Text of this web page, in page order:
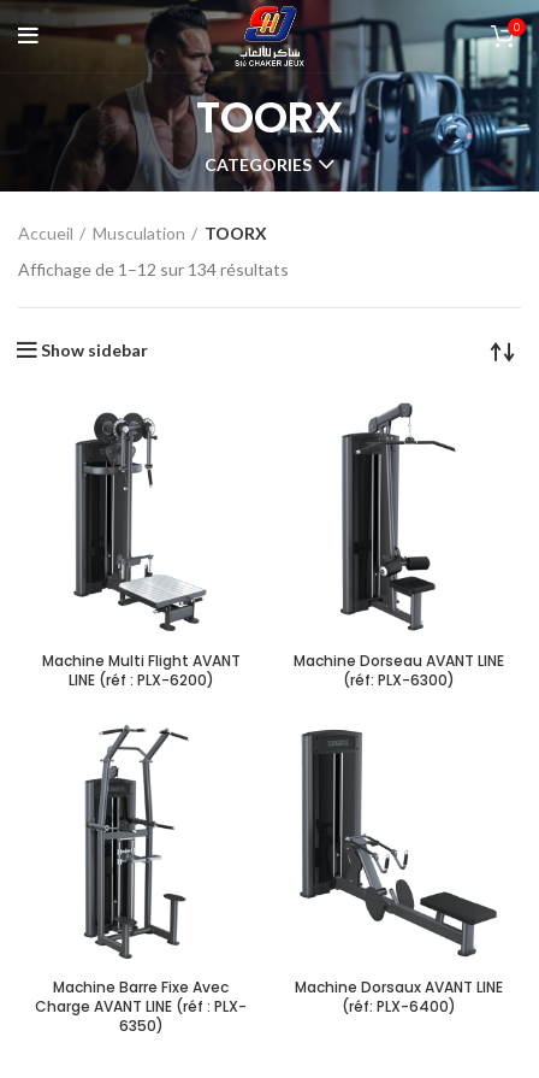
0
TOORX
CATEGORIES
Accueil Musculation
TOORX
Affichage de 1–12 sur 134 résultats
Show sidebar
Machine Multi Flight AVANT
LINE (réf : PLX-6200)
Machine Dorseau AVANT LINE
(réf: PLX-6300)
Machine Barre Fixe Avec
Charge AVANT LINE (réf : PLX-
6350)
Machine Dorsaux AVANT LINE
(réf: PLX-6400)